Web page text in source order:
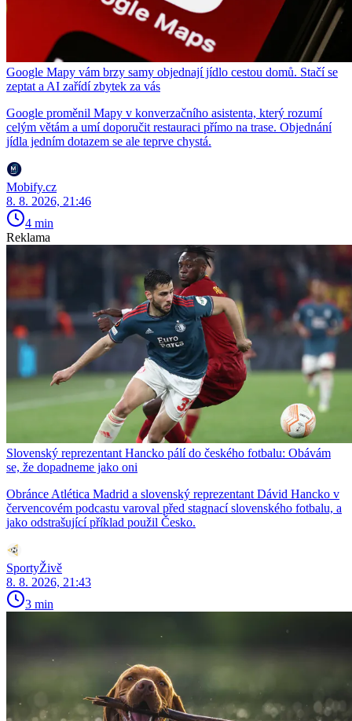
Google Mapy vám brzy samy objednají jídlo cestou domů. Stačí se
zeptat a AI zařídí zbytek za vás
Google proměnil Mapy v konverzačního asistenta, který rozumí
celým větám a umí doporučit restauraci přímo na trase. Objednání
jídla jedním dotazem se ale teprve chystá.
Mobify.cz
8. 8. 2026, 21:46
4 min
Reklama
Slovenský reprezentant Hancko pálí do českého fotbalu: Obávám
se, že dopadneme jako oni
Obránce Atlética Madrid a slovenský reprezentant Dávid Hancko v
červencovém podcastu varoval před stagnací slovenského fotbalu, a
jako odstrašující příklad použil Česko.
SportyŽivě
8. 8. 2026, 21:43
3 min